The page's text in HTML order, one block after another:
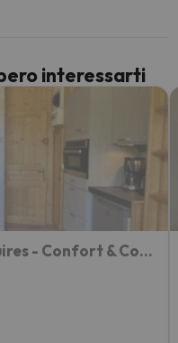
interessarti
Charmant 2 pièces aux Menuires - Confort & Commodités - FR-1-452-84